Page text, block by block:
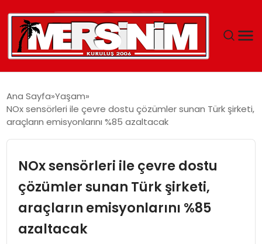
YAŞAM
EĞITIM
Ana Sayfa Yaşam
NOx sensörleri ile çevre dostu çözümler sunan Türk şirketi,
araçların emisyonlarını %85 azaltacak
NOx sensörleri ile çevre dostu
çözümler sunan Türk şirketi,
araçların emisyonlarını %85
azaltacak